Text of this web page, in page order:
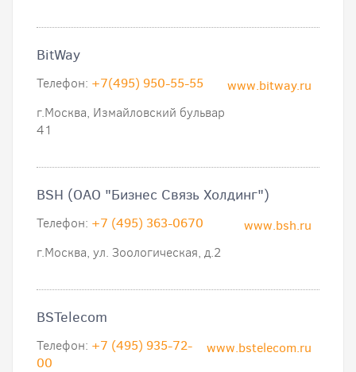
BitWay
www.bitway.ru
Телефон: +7(495) 950-55-55
г.Москва, Измайловский бульвар
41
BSH (ОАО "Бизнес Связь Холдинг")
www.bsh.ru
Телефон: +7 (495) 363-0670
г.Москва, ул. Зоологическая, д.2
BSTelecom
www.bstelecom.ru
Телефон: +7 (495) 935-72-
00